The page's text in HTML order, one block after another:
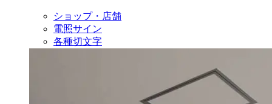
ショップ・店舗
電照サイン
各種切文字